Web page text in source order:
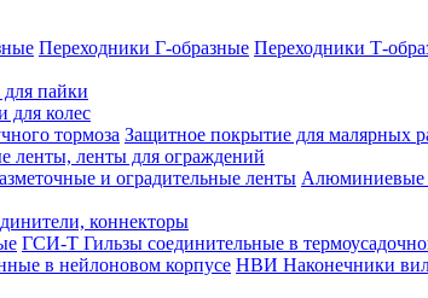
Переходники Г-образные Переходники Т-
пайки
для колес
тормоза Защитное покрытие для малярных
ленты, ленты для ограждений
и оградительные ленты Алюминиевые
коннекторы
ГСИ-Т Гильзы соединительные в
в нейлоновом корпусе НВИ Наконечники